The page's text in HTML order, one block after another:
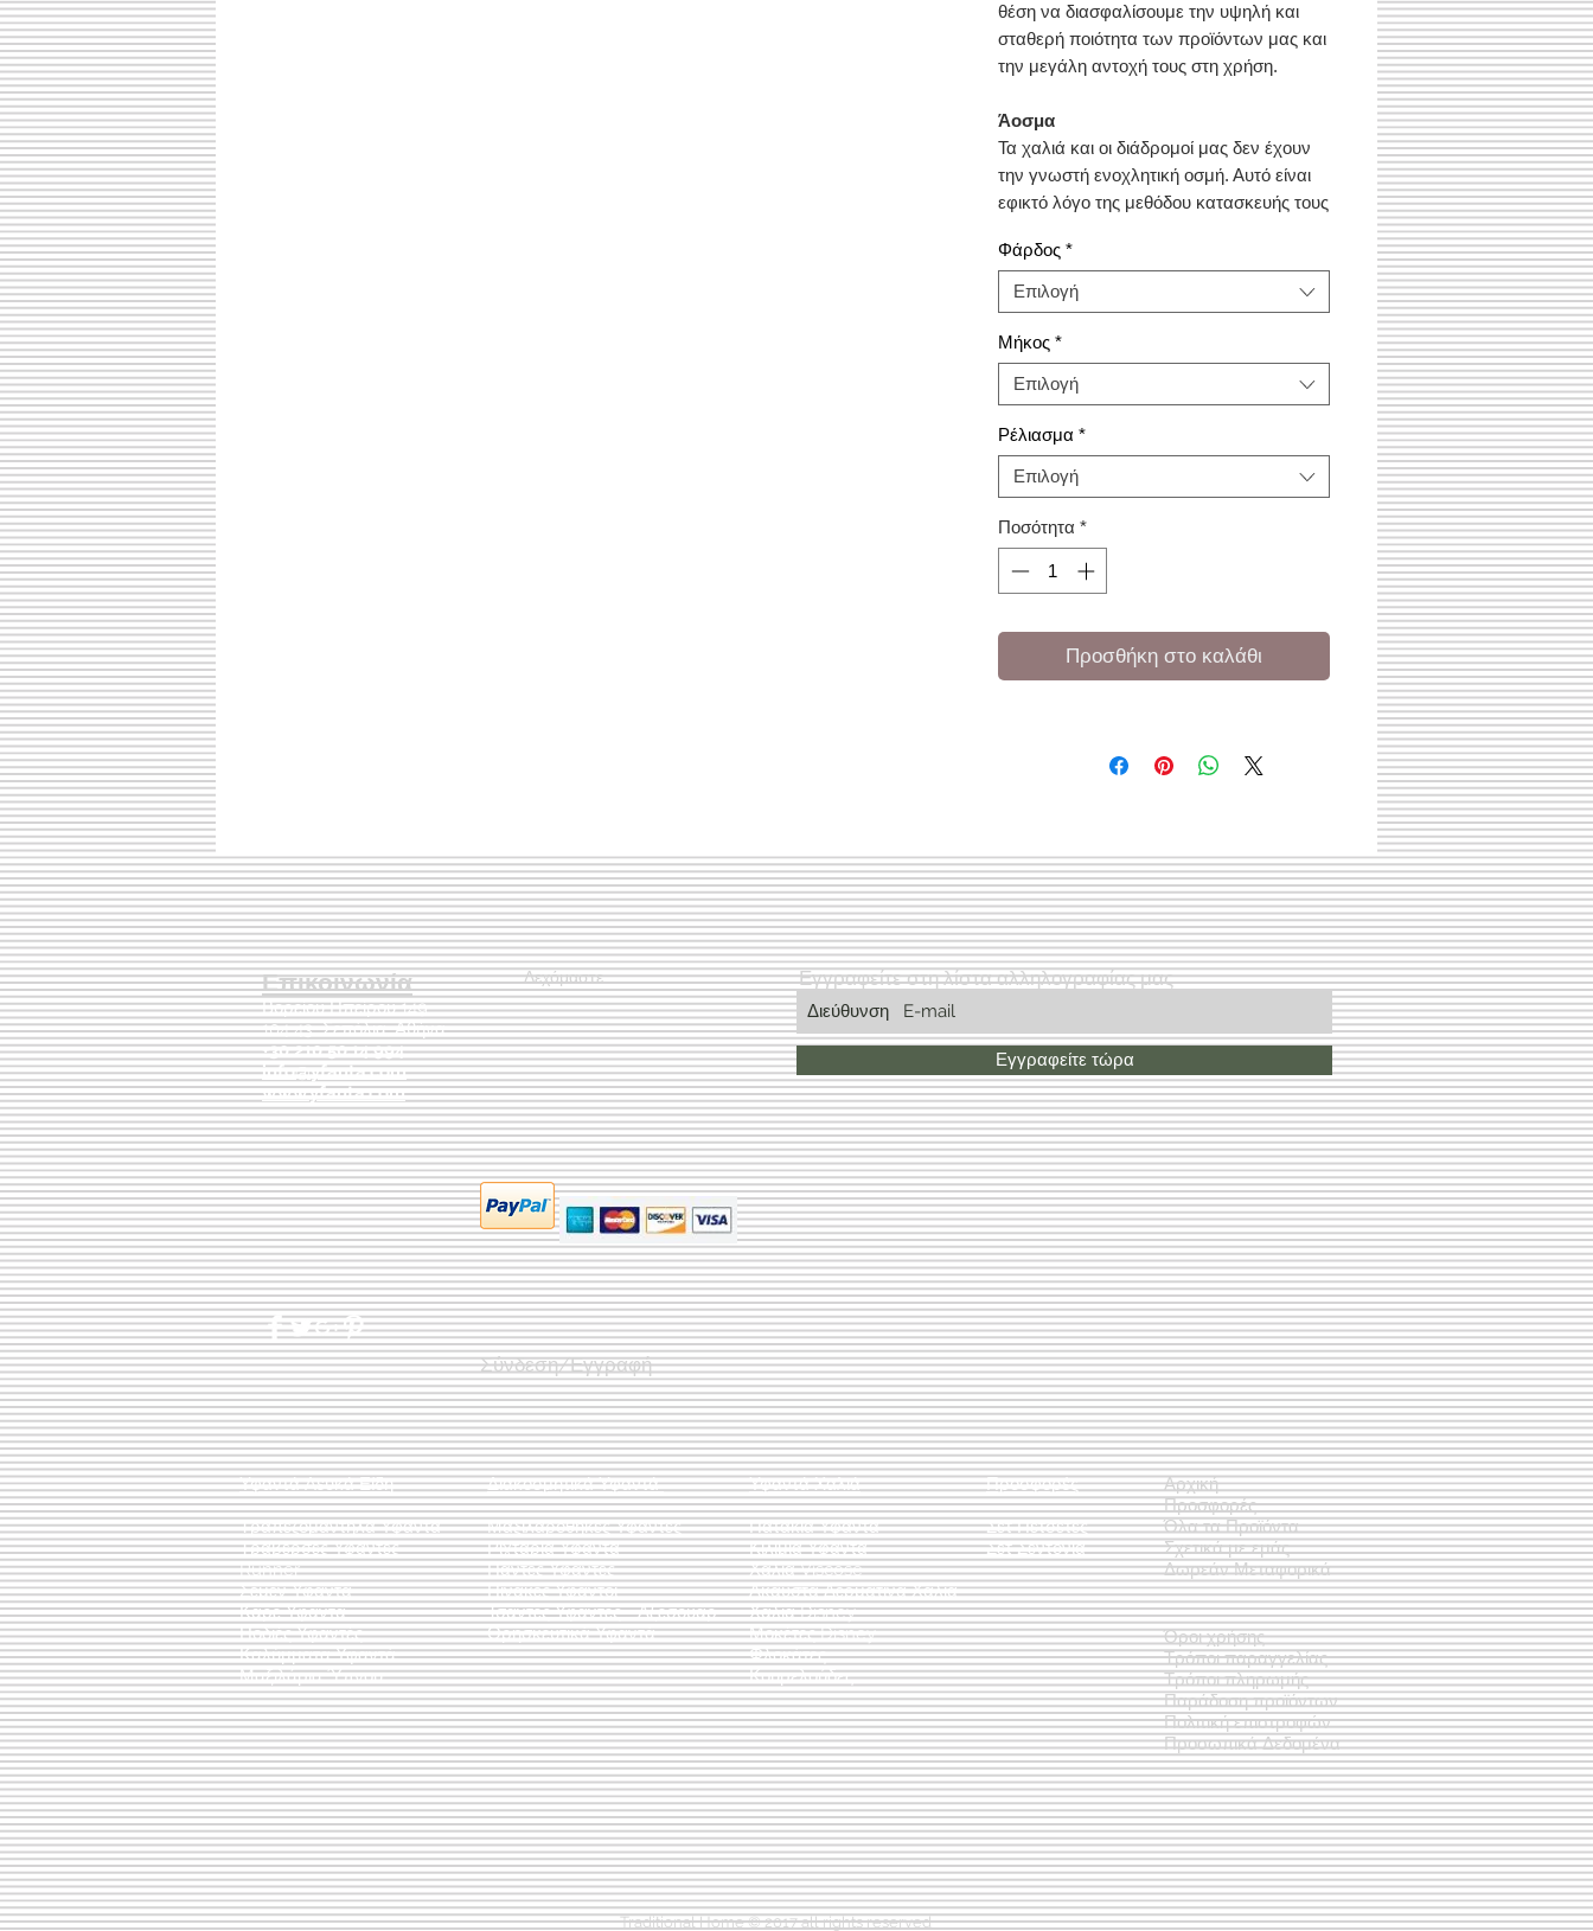
θέση να διασφαλίσουμε την υψηλή και
σταθερή ποιότητα των προϊόντων μας και
την μεγάλη αντοχή τους στη χρήση.
Άοσμα
Τα χαλιά και οι διάδρομοί μας δεν έχουν
την γνωστή ενοχλητική οσμή. Αυτό είναι
εφικτό λόγο της μεθόδου κατασκευής τους
πρώτων υλών.
Φάρδος *
Επιλογή
Μήκος *
Επιλογή
Ρέλιασμα *
Επιλογή
Ποσότητα *
Προσθήκη στο καλάθι
Επικοινωνία
Βορείου Ηπείρου 149
104 43Σεπόλια,Αθήνα
+30 210 50.14.994
info@yfanta.com
www.yfanta.com
Δεχόμαστε Εγγραφείτε στη λίστα αλληλογραφίας μας
Εγγραφείτε τώρα
Σύνδεση/Εγγραφή
Όροι χρήσης
Τρόποι παραγγελίας
Τρόποι πληρωμής
Παράδοση προϊόντων
Πολιτική επιστροφών
Προσωπικά Δεδομένα
Διακοσμητικά Υφαντά
Μαξιλαροθήκες Υφαντές
Ριχτάρια Υφαντά
Πάντες Υφαντές
Πίνακες Υφαντοί
Τσάντες Υφαντές - Αξεσουάρ
Θρησκευτικά Υφαντά
Υφαντά Λευκά Είδη
Τραπεζομάντηλα Υφαντά
Τραβέρσες Υφαντές
Runner
Σεμέν Υφαντά
Καρέ Υφαντά
Ποδιές Υφαντές
Καλύμματα Υφαντά
Μαξιλάρια Ύπνου
Προσφορές
Σετ Πετσέτες
Σετ Σεντόνια
Αρχική
Προσφορές
Όλα τα Προϊόντα
Σχετικά με εμάς
Δωρεάν Μεταφορικά
Υφαντά Χαλιά
Πατάκια Υφαντά
Κιλίμια Υφαντά
Χαλιά Viscose
Άκαυστα Δερμάτινα Χαλιά
Χαλιά Disney
Μοκέτες Disney
Φλοκάτες
Κουρελούδες
Traditional Home © 2017 all rights reserved